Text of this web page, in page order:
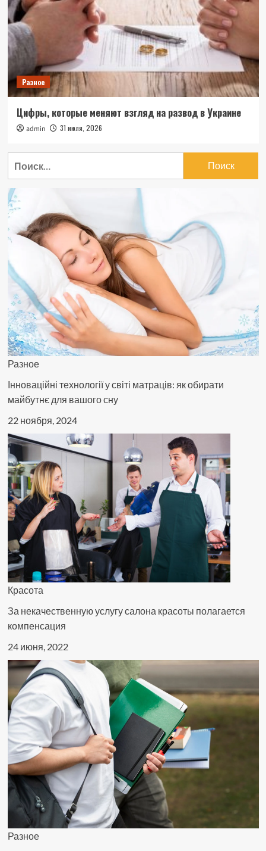
Разное
Цифры, которые меняют взгляд на развод в Украине
admin 31 июля, 2026
Разное
Інноваційні технології у світі матраців: як обирати
майбутнє для вашого сну
22 ноября, 2024
Красота
За некачественную услугу салона красоты полагается
компенсация
24 июня, 2022
Разное